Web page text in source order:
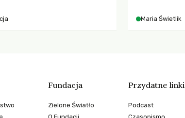
Maria Świetlik
Fundacja
Zielone Światło
Przydatne linki
Podcast